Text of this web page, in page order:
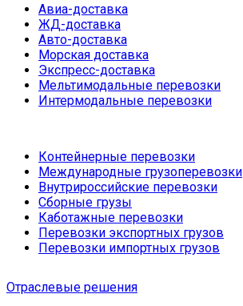
Авиа-доставка
ЖД-доставка
Авто-доставка
Морская доставка
Экспресс-доставка
Мельтимодальные перевозки
Интермодальные перевозки
Контейнерные перевозки
Международные грузоперевозки
Внутрироссийские перевозки
Сборные грузы
Каботажные перевозки
Перевозки экспортных грузов
Перевозки импортных грузов
Отраслевые решения